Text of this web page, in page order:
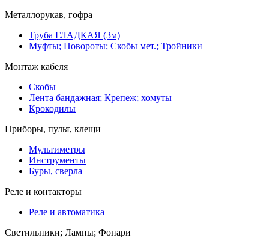
Металлорукав, гофра
Труба ГЛАДКАЯ (3м)
Муфты; Повороты; Скобы мет.; Тройники
Монтаж кабеля
Скобы
Лента бандажная; Крепеж; хомуты
Крокодилы
Приборы, пульт, клещи
Мультиметры
Инструменты
Буры, сверла
Реле и контакторы
Реле и автоматика
Светильники; Лампы; Фонари